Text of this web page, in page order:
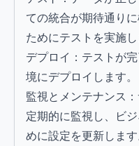
ての統合が期待通り
ためにテストを実施し
デプロイ：テストが
境にデプロイします。
監視とメンテナンス
定期的に監視し、ビ
めに設定を更新します